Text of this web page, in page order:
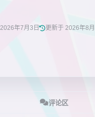
年7月3日 更新于 2026年8月
评论区